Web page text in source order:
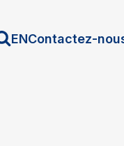
ENContactez-